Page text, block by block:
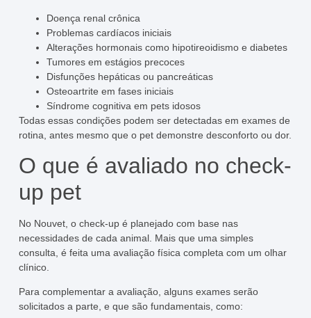
Doença renal crônica
Problemas cardíacos iniciais
Alterações hormonais como hipotireoidismo e diabetes
Tumores em estágios precoces
Disfunções hepáticas ou pancreáticas
Osteoartrite em fases iniciais
Síndrome cognitiva em pets idosos
Todas essas condições podem ser detectadas em exames de
rotina, antes mesmo que o pet demonstre desconforto ou dor.
O que é avaliado no check-
up pet
No Nouvet, o check-up é planejado com base nas
necessidades de cada animal. Mais que uma simples
consulta, é feita uma avaliação física completa com um olhar
clínico.
Para complementar a avaliação, alguns exames serão
solicitados a parte, e que são fundamentais, como: